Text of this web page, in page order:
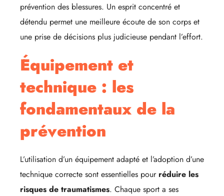
prévention des blessures. Un esprit concentré et
détendu permet une meilleure écoute de son corps et
une prise de décisions plus judicieuse pendant l’effort.
Équipement et
technique : les
fondamentaux de la
prévention
L’utilisation d’un équipement adapté et l’adoption d’une
technique correcte sont essentielles pour réduire les
risques de traumatismes. Chaque sport a ses